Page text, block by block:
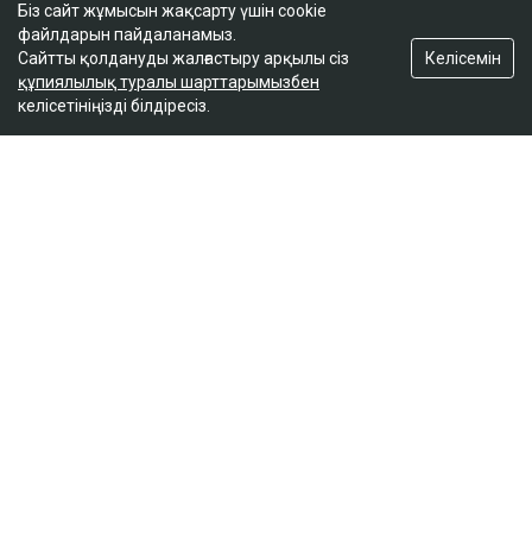
Біз сайт жұмысын жақсарту үшін cookie
файлдарын пайдаланамыз.
Сайтты қолдануды жалғастыру арқылы сіз
құпиялылық туралы шарттарымызбен
келісетініңізді білдіресіз.
Келісемін